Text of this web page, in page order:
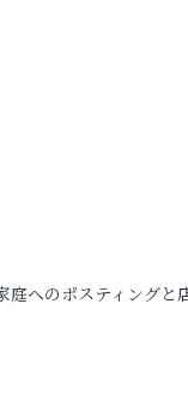
庭へのポスティングと